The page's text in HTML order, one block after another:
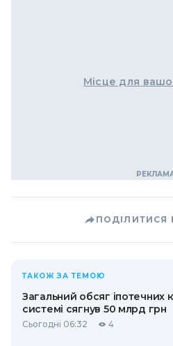
Місце для
ТАКОЖ ЗА ТЕМОЮ
Загальний обсяг іпотечних
системі сягнув 50 млрд грн
Сьогодні 06:32 4